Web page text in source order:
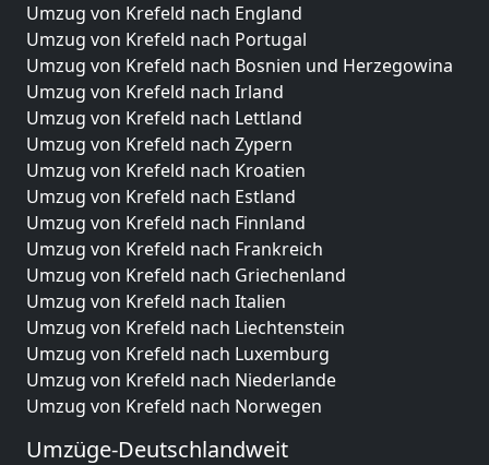
Umzug von Krefeld nach England
Umzug von Krefeld nach Portugal
Umzug von Krefeld nach Bosnien und Herzegowina
Umzug von Krefeld nach Irland
Umzug von Krefeld nach Lettland
Umzug von Krefeld nach Zypern
Umzug von Krefeld nach Kroatien
Umzug von Krefeld nach Estland
Umzug von Krefeld nach Finnland
Umzug von Krefeld nach Frankreich
Umzug von Krefeld nach Griechenland
Umzug von Krefeld nach Italien
Umzug von Krefeld nach Liechtenstein
Umzug von Krefeld nach Luxemburg
Umzug von Krefeld nach Niederlande
Umzug von Krefeld nach Norwegen
Umzüge-Deutschlandweit